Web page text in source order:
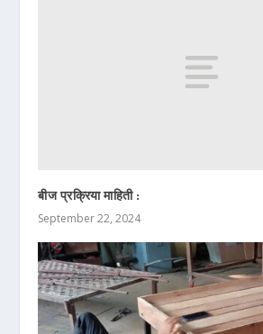
बीज प्रक्रिया माहिती :
September 22, 2024